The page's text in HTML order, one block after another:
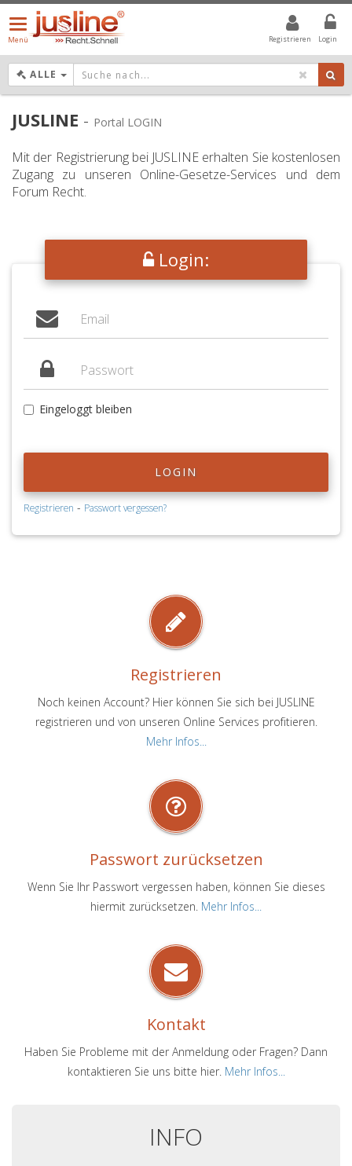
Registrieren Login
Menü
öffnen/schließen
Menü
ALLE DROPDOWN: GEWÄHLTER WERT IST ALLE
JUSLINE - Portal LOGIN
Mit der Registrierung bei JUSLINE erhalten Sie kostenlosen
Zugang zu unseren Online-Gesetze-Services und dem
Forum Recht.
Login:
Eingeloggt bleiben
LOGIN
Registrieren - Passwort vergessen?
Registrieren
Noch keinen Account? Hier können Sie sich bei JUSLINE
registrieren und von unseren Online Services profitieren.
Mehr Infos...
Passwort zurücksetzen
Wenn Sie Ihr Passwort vergessen haben, können Sie dieses
hiermit zurücksetzen. Mehr Infos...
Kontakt
Haben Sie Probleme mit der Anmeldung oder Fragen? Dann
kontaktieren Sie uns bitte hier. Mehr Infos...
INFO